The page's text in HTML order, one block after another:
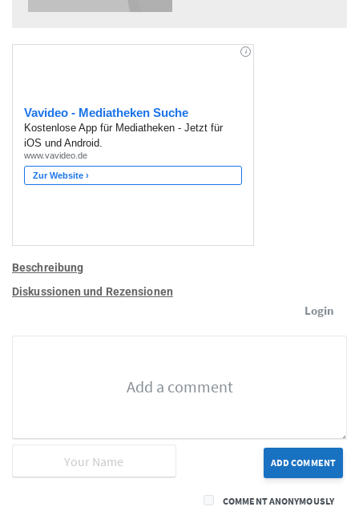
Beschreibung
Diskussionen und Rezensionen
Login
ADD COMMENT
COMMENT ANONYMOUSLY